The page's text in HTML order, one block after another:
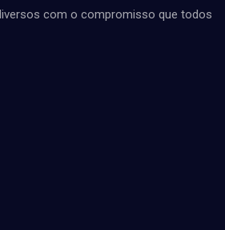
com o compromisso que todos